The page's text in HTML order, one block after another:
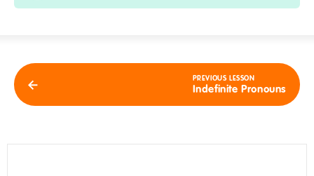
PREVIOUS LESSON
Indefinite Pronouns